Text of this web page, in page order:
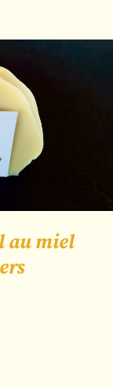
à
93,00€
APERÇU
au miel